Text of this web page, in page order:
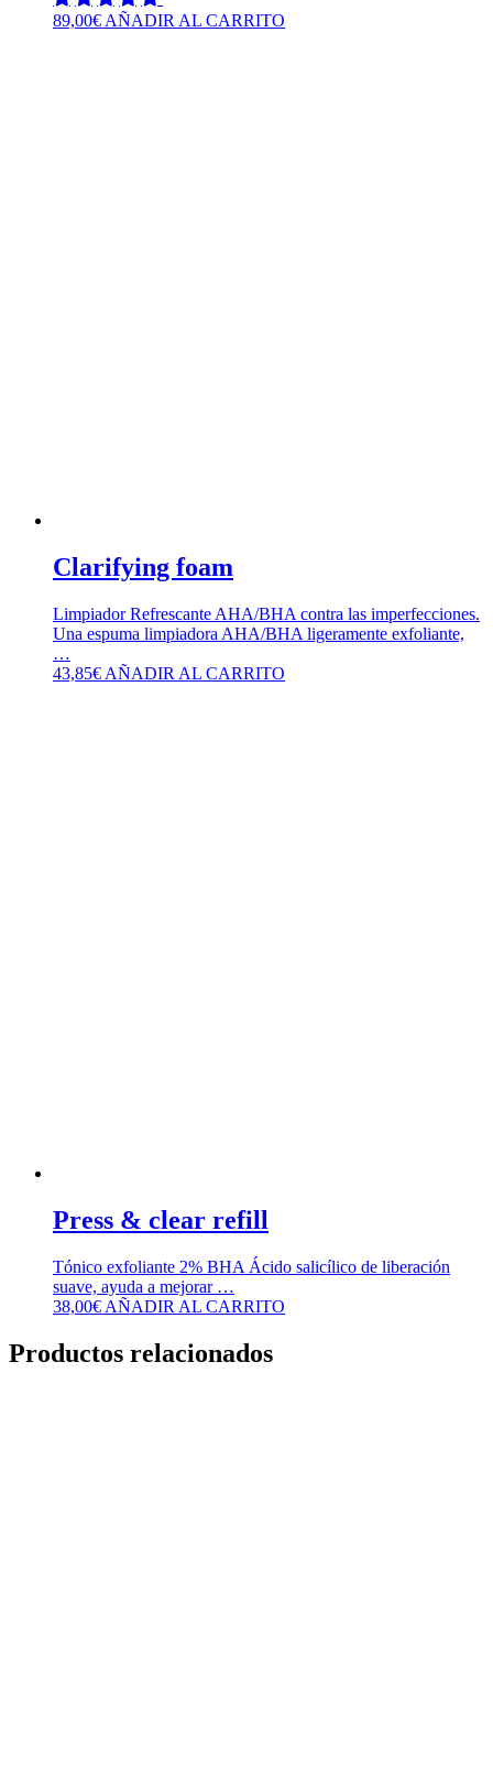
89,00€AÑADIR AL CARRITO
Clarifying foam
Limpiador Refrescante AHA/BHA contra las imperfecciones.
Una espuma limpiadora AHA/BHA ligeramente exfoliante,
…
43,85€ AÑADIR AL CARRITO
Press & clear refill
Tónico exfoliante 2% BHA Ácido salicílico de liberación
suave, ayuda a mejorar …
38,00€ AÑADIR AL CARRITO
Productos relacionados